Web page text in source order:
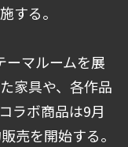
する。
ーマルームを展
家具や、各作品
ラボ商品は9月
売を開始する。